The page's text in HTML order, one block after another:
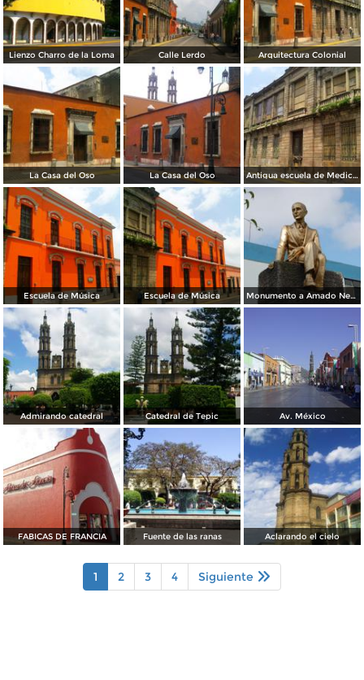
Lienzo Charro de la Loma Calle Lerdo Arquitectura Colonial
La Casa del Oso La Casa del Oso Antigua escuela de Medicina
Escuela de Música Escuela de Música Monumento a Amado Nervo
Admirando catedral Catedral de Tepic Av. México
FABICAS DE FRANCIA Fuente de las ranas Aclarando el cielo
1 2 3 4 Siguiente